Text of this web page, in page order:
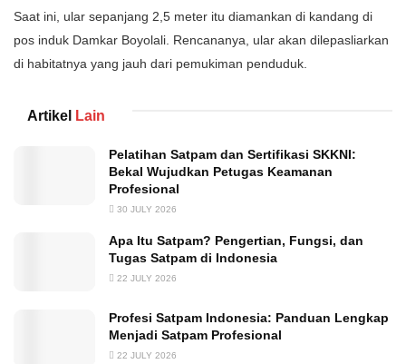
Saat ini, ular sepanjang 2,5 meter itu diamankan di kandang di
pos induk Damkar Boyolali. Rencananya, ular akan dilepasliarkan
di habitatnya yang jauh dari pemukiman penduduk.
Artikel Lain
Pelatihan Satpam dan Sertifikasi SKKNI:
Bekal Wujudkan Petugas Keamanan
Profesional
30 JULY 2026
Apa Itu Satpam? Pengertian, Fungsi, dan
Tugas Satpam di Indonesia
22 JULY 2026
Profesi Satpam Indonesia: Panduan Lengkap
Menjadi Satpam Profesional
22 JULY 2026